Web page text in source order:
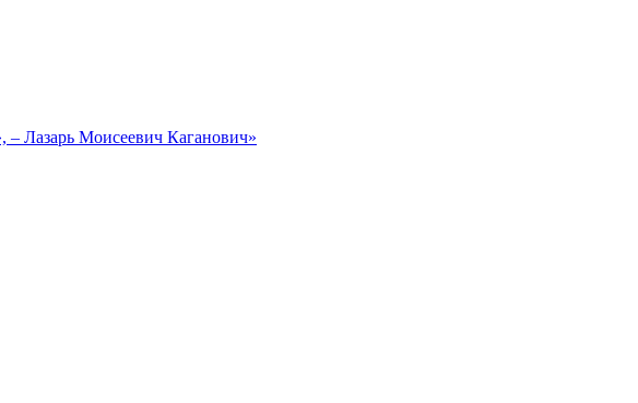
Лазарь Моисеевич Каганович»